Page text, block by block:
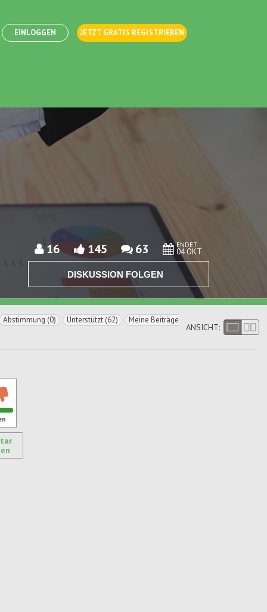
EINLOGGEN JETZT GRATIS REGISTRIEREN
16 145 63 ENDET
04 OKT
DISKUSSION FOLGEN
Abstimmung (0) Unterstützt (62)
Meine Beiträge
ANSICHT: